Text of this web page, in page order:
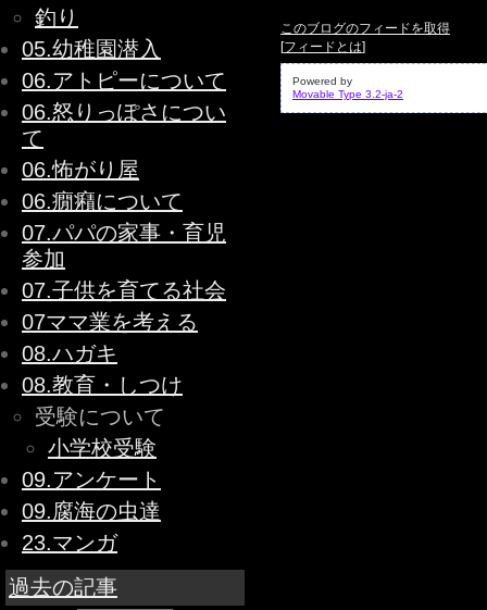
釣り
05.幼稚園潜入
06.アトピーについて
06.怒りっぽさについ
て
06.怖がり屋
06.癇癪について
07.パパの家事・育児
参加
07.子供を育てる社会
07ママ業を考える
08.ハガキ
08.教育・しつけ
受験について
小学校受験
09.アンケート
09.腐海の虫達
23.マンガ
過去の記事
このブログのフィードを取得
[フィードとは]
Powered by
Movable Type 3.2-ja-2